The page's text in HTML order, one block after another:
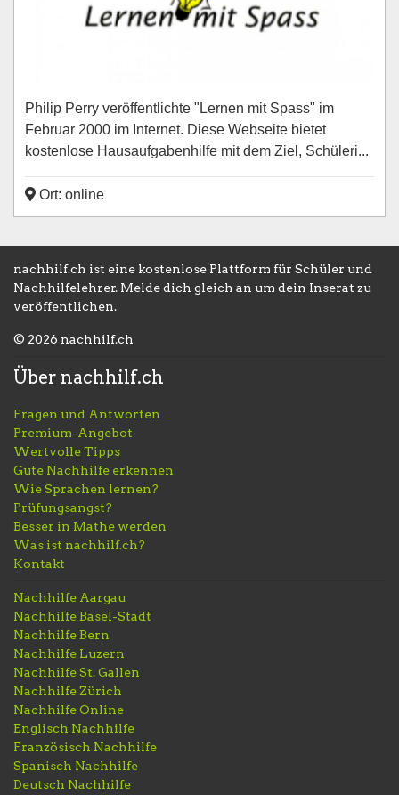
Philip Perry veröffentlichte "Lernen mit Spass" im
Februar 2000 im Internet. Diese Webseite bietet
kostenlose Hausaufgabenhilfe mit dem Ziel, Schüleri...
Ort: online
nachhilf.ch ist eine kostenlose Plattform für Schüler und
Nachhilfelehrer. Melde dich gleich an um dein Inserat zu
veröffentlichen.
© 2026 nachhilf.ch
Über nachhilf.ch
Fragen und Antworten
Premium-Angebot
Wertvolle Tipps
Gute Nachhilfe erkennen
Wie Sprachen lernen?
Prüfungsangst?
Besser in Mathe werden
Was ist nachhilf.ch?
Kontakt
Nachhilfe Aargau
Nachhilfe Basel-Stadt
Nachhilfe Bern
Nachhilfe Luzern
Nachhilfe St. Gallen
Nachhilfe Zürich
Nachhilfe Online
Englisch Nachhilfe
Französisch Nachhilfe
Spanisch Nachhilfe
Deutsch Nachhilfe